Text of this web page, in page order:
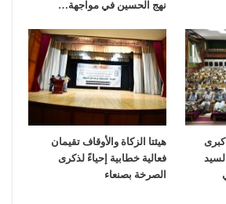
نهج الحسين في مواجهة…
كبرى
هيئتا الزكاة والأوقاف تقيمان
فعالية خطابية إحياءً لذكرى
الصرخة بصنعاء